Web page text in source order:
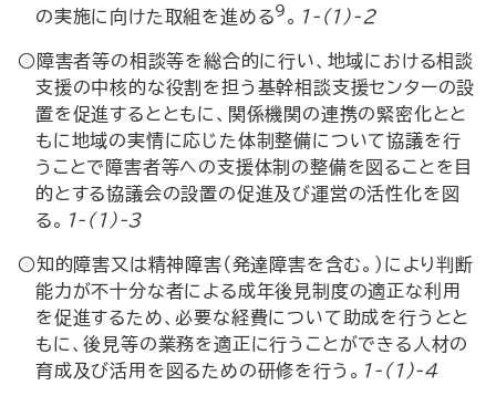
の実施に向けた取組を進める9 。 1-(1)-2
○障害者等の相談等を総合的に行い、地域における相談
支援の中核的な役割を担う基幹相談支援センターの設
置を促進するとともに、関係機関の連携の緊密化とと
もに地域の実情に応じた体制整備について協議を行
うことで障害者等への支援体制の整備を図ることを目
的とする協議会の設置の促進及び運営の活性化を図
る。 1-(1)-3
○知的障害又は精神障害（発達障害を含む。）により判断
能力が不十分な者による成年後見制度の適正な利用
を促進するため、必要な経費について助成を行うとと
もに、後見等の業務を適正に行うことができる人材の
育成及び活用を図るための研修を行う。 1-(1)-4